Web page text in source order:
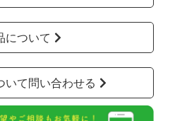
について
いて問い合わせる